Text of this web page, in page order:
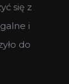
się z
i
do